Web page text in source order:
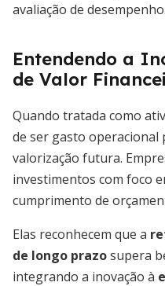
avaliação de desempenho.
Entendendo a
de Valor
Quando tratada como
de ser gasto operacional
valorização futura.
investimentos com foco
cumprimento de
Elas reconhecem que a
de longo prazosupera
integrando a inovação à